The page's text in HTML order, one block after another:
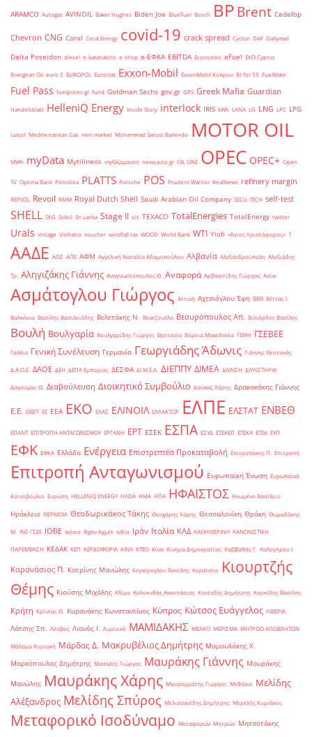
ARAMCO Autogas AVINOIL Baker Hughes Biden Joe BlueFuel Bosch BPBrent Cedefop
Chevron CNG Coral Coral Energy covid-19 crack spread Cyclon DAF Dailymail
Delta Poseidon diesel e-katanalotis e-shop e-ΕΦΚΑ EBITDA Economist eFuel EKO Cyprus
Energean Oil euro 5 EUROPOL Eurostat Exxon-Mobil ExxonMobil Κύπρου fit for 55 FuelMate
Fuel Pass fuelprices.gr fund Goldman Sachs gov.gr GPS Greek Mafia Guardian
Handelsblatt HelleniQ Energy Inside Story interlock IRIS kWh LANA LG LNG LPC LPG
Lukoil Mediterranean Gas mini market Mohammad Sanusi Barkindo MOTOR OIL
MWh myData Mytilineos myΘέρμανση newsauto.gr OIL ONE OPEC OPEC+ Open
TV Optima Bank Petrolina PLATTS Porsche POS Prudent Warrior RealNews refinery margin
REPSOL Revoil RMM Royal Dutch Shell Saudi Arabian Oil Company SECU-TECH self-test
SHELL SKG Sokol Sri Lanka Stage II sts TEXACO TotalEnergies TotalEnergy twitter
Urals vintage Viohalco voucher windfall tax WOOD World Bank WTI Yiufi «Άγιος Χριστόφορος» ΄1
ΑΑΔΕ ΑΟΖ ΑΠΕ ΑΦΜ Αγγελική Ναταλία Αδαμοπούλου Αλβανία Αλεξανδρούπολη Αλεξιάδης
Τρ. Αληγιζάκης Γιάννης Αναγνωστόπουλος Θ. Αναφορά Αρβανιτίδης Γιώργος Ασία
Ασμάτογλου Γιώργος Αττική Αχτσιόγλου Έφη ΒΕΘ Βέττας Ι.
Βαλκάνια Βασίλης Βασιλειάδης Βελετάκης Ν. Βενεζουέλα Βεσυρόπουλος Απ. Βιλιάρδος Βασίλης
Βουλή Βουλγαρία Βουλγαρίδης Γιώργος Βρετανία Βόρεια Μακεδονία ΓΕΜΗ ΓΣΕΒΕΕ
Γαλλία Γενική Συνέλευση Γερμανία Γεωργιάδης Άδωνις Γιάννης Θεοτοκάς
Δ.Α.Ο.Ε. ΔΑΟΕ ΔΕΗ ΔΕΠΑ Εμπορίας ΔΕΣΦΑ ΔΙ.Μ.Ε.Α. ΔΙΕΠΠΥ ΔΙΜΕΑ ΔΙΥΛΙΣΗ ΔΙΥΛΙΣΤΗΡΙΑ
Δαγούμας Θ. Διαβούλευση Διοικητικό Συμβούλιο Δούκας Χάρης Δρακακάκης Γιάννης
Ε.Ε. ΕΒΕΠ ΕΕ ΕΕΑ ΕΚΟ ΕΛΑΣ ΕΛΙΝΟΙΛ ΕΛΛΑΚΤΩΡ ΕΛΠΕ ΕΛΣΤΑΤ ΕΝΒΕΘ
ΕΠΑΝΤ ΕΠΙΤΡΟΠΗ ΑΝΤΑΓΩΝΙΣΜΟΥ ΕΡΓΑΝΗ ΕΡΤ ΕΣΕΚ ΕΣΠΑ ΕΣΥΔ ΕΤΕΑΕΠ ΕΤΕΚΑ ΕΤΕπ ΕΥΠ
ΕΦΚ ΕΦΚΑ Ελλάδα Ενέργεια Επιστρεπτέα Προκαταβολή Επιτροπάκης Π. Επιτροπή
Επιτροπή Ανταγωνισμού Ευρωπαϊκή Ένωση Ευρωπαϊκό
Κοινοβούλιο Ευρώπη ΗELLENiQ ENERGY ΗΛΕΙΑ ΗΜΑ ΗΠΑ ΗΦΑΙΣΤΟΣ Ηνωμένο Βασίλειο
Ηράκλειο ΘΕΡΜΟΙΛ Θεοδωρικάκος Τάκης Θεοχάρης Χάρης Θεσσαλονίκη Θράκη Θωμαδάκης
Μ. ΙΝΕ-ΓΣΕΕ ΙΟΒΕ Ικόνιο Ιλχάν Αχμέτ Ινδία Ιράν Ιταλία ΚΑΔ ΚΑΘΗΜΕΡΙΝΗ ΚΑΝΟΝΙΣΤΙΚΗ
ΠΑΡΕΜΒΑΣΗ ΚΕΔΑΚ ΚΕΠ ΚΕΡΔΟΦΟΡΙΑ ΚΙΝΑ ΚΤΕΟ Κίνα Κίνημα Δημοκρατίας Καββαθάς Γ. Καλογήρου Ι.
Καρανάσιος Π. Κατρίνης Μανώλης Κεγκέρογλου Βασίλης Κερατσίνι
Κιουρτζής
Θέμης Κιούσης Μιχάλης Κλίμα Κολοκυθάς Αναστάσιος Κονταξής Δημήτρης Κορκίδης Βασίλης
Κρήτη Κρίντας Θ. Κυρανάκης Κωνσταντίνος Κύπρος Κώτσος Ευάγγελος ΛΙΒΕΡΙΑ
Λάτσης Σπ. Λέσβος Λιανός Ι. Λιμενικό ΜΑΜΙΔΑΚΗΣ ΜΕΛΚΟ ΜΕΡΙΣΜΑ ΜΗΤΡΩΟ ΑΠΟΒΛΗΤΩΝ
Μάλαμα Κυριακή Μάρδας Δ. Μακρυβέλιος Δημήτρης Μαμουλάκης Χ.
Μαρκόπουλος Δημήτρης Μασαλής Γιώργος Μαυράκης Γιάννης Μαυράκης
Μανώλης Μαυράκης Χάρης Μαυρομμάτης Γιώργος Μεθάνιο Μελίδης
Αλέξανδρος Μελίδης Σπύρος Μελισσανίδης Δημήτρης Μερελής Κυριάκος
Μεταφορικό Ισοδύναμο Μεταφορών Μητρώο Μητσοτάκης